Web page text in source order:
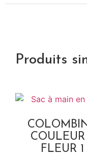
Produits
COULEUR
FLEUR 1